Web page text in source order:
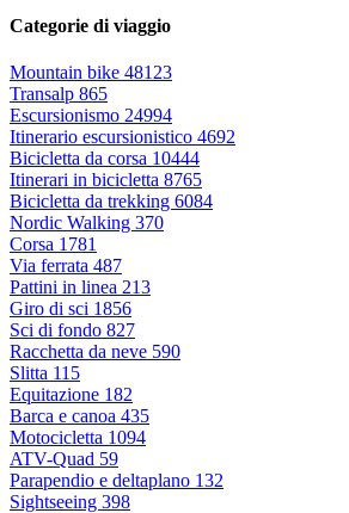
Categorie di viaggio
Mountain bike 48123
Transalp 865
Escursionismo 24994
Itinerario escursionistico 4692
Bicicletta da corsa 10444
Itinerari in bicicletta 8765
Bicicletta da trekking 6084
Nordic Walking 370
Corsa 1781
Via ferrata 487
Pattini in linea 213
Giro di sci 1856
Sci di fondo 827
Racchetta da neve 590
Slitta 115
Equitazione 182
Barca e canoa 435
Motocicletta 1094
ATV-Quad 59
Parapendio e deltaplano 132
Sightseeing 398